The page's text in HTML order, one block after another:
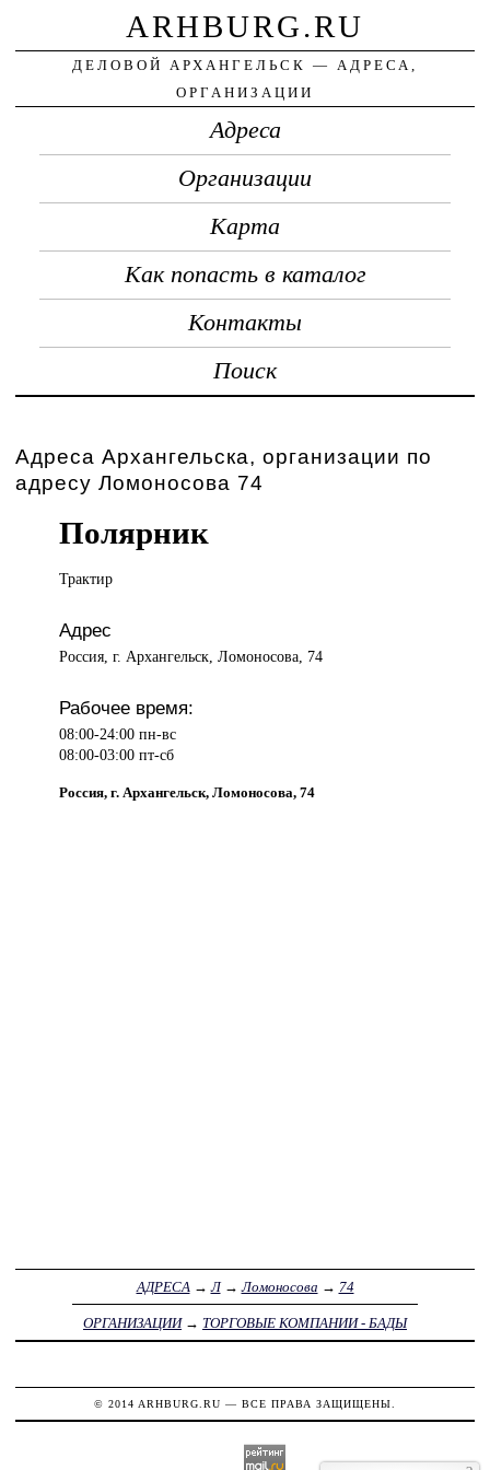
ARHBURG.RU
ДЕЛОВОЙ АРХАНГЕЛЬСК — АДРЕСА,
ОРГАНИЗАЦИИ
Адреса
Организации
Карта
Как попасть в каталог
Контакты
Поиск
Адреса Архангельска, организации по
адресу Ломоносова 74
Полярник
Трактир
Адрес
Россия, г. Архангельск, Ломоносова, 74
Рабочее время:
08:00-24:00 пн-вс
08:00-03:00 пт-сб
Россия, г. Архангельск, Ломоносова, 74
АДРЕСА→Л→Ломоносова → 74
ОРГАНИЗАЦИИ→ ТОРГОВЫЕ КОМПАНИИ - БАДЫ
© 2014 ARHBURG.RU — ВСЕ ПРАВА ЗАЩИЩЕНЫ.